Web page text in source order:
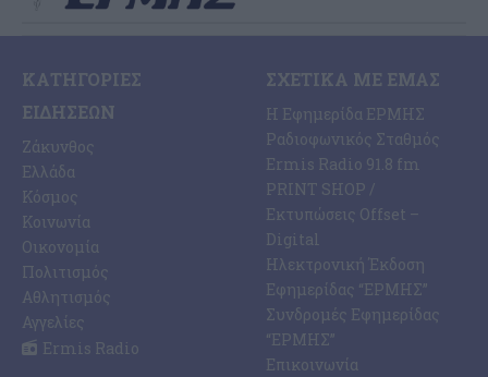
ΚΑΤΗΓΟΡΊΕΣ
ΕΙΔΉΣΕΩΝ
Ζάκυνθος
Ελλάδα
Κόσμος
Κοινωνία
Οικονομία
Πολιτισμός
Αθλητισμός
Αγγελίες
Ermis Radio
ΣΧΕΤΙΚΆ ΜΕ ΕΜΆΣ
Η Εφημερίδα ΕΡΜΗΣ
Ραδιοφωνικός Σταθμός
Ermis Radio 91.8 fm
PRINT SHOP /
Εκτυπώσεις Offset –
Digital
Ηλεκτρονική Έκδοση
Εφημερίδας “ΕΡΜΗΣ”
Συνδρομές Εφημερίδας
“ΕΡΜΗΣ”
Επικοινωνία